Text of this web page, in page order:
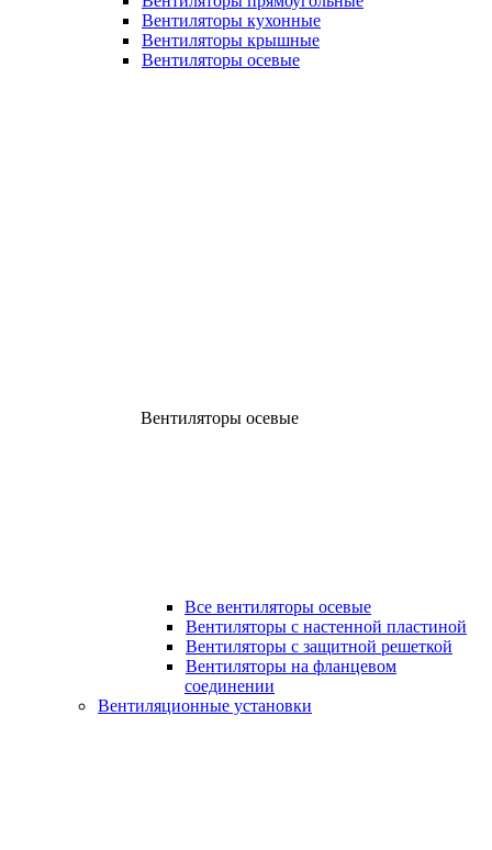
Вентиляторы кухонные
Вентиляторы крышные
Вентиляторы осевые
Вентиляторы осевые
Все вентиляторы осевые
Вентиляторы с настенной пластиной
Вентиляторы с защитной решеткой
Вентиляторы на фланцевом
соединении
Вентиляционные установки